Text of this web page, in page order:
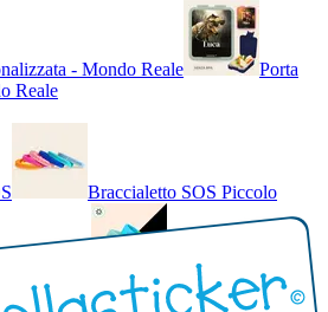
- Mondo Reale
Porta
Reale
Braccialetto SOS Piccolo
- Bicolore Braccialetto SOS